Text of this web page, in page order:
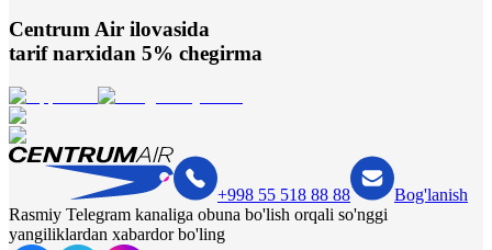
Centrum Air ilovasida
tarif narxidan 5% chegirma
+998 55 518 88 88
Bog'lanish
Rasmiy Telegram kanaliga obuna bo'lish orqali so'nggi
yangiliklardan xabardor bo'ling